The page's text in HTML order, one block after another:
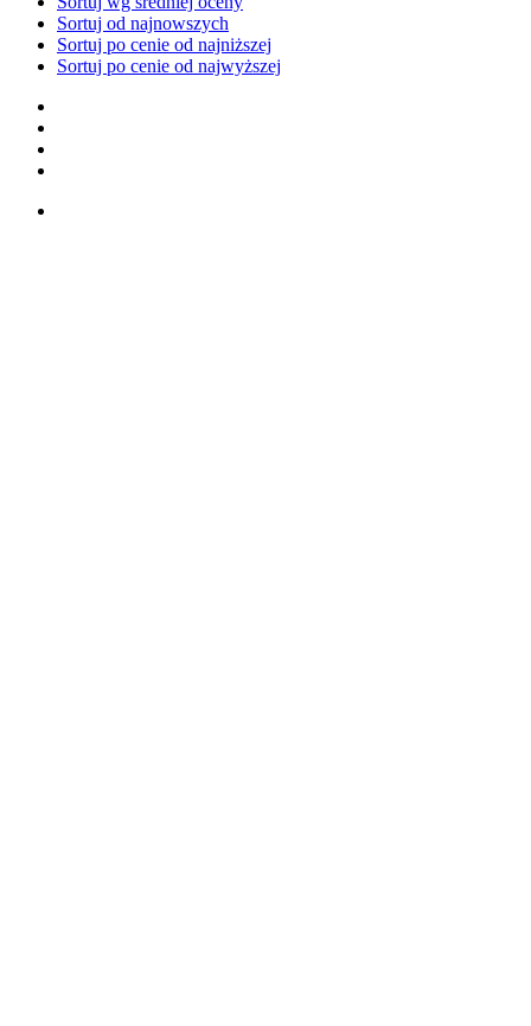
Sortuj od najnowszych
Sortuj po cenie od najniższej
Sortuj po cenie od najwyższej